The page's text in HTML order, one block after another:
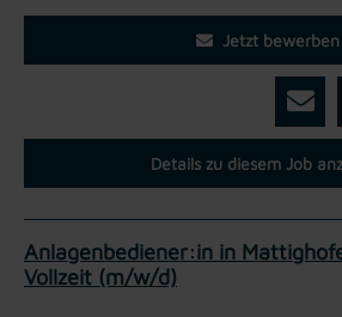
Jetzt bewerben
Details zu diesem Job
Anlagenbediener:in in
Vollzeit (m/w/d)